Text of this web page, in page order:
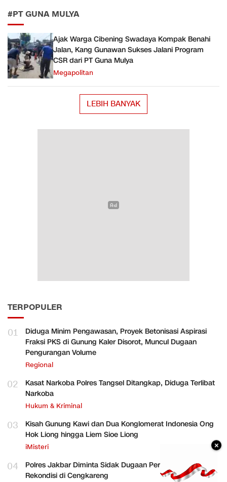
#PT GUNA MULYA
Ajak Warga Cibening Swadaya Kompak Benahi
Jalan, Kang Gunawan Sukses Jalani Program
CSR dari PT Guna Mulya
Megapolitan
LEBIH BANYAK
TERPOPULER
01
Diduga Minim Pengawasan, Proyek Betonisasi Aspirasi
Fraksi PKS di Gunung Kaler Disorot, Muncul Dugaan
Pengurangan Volume
Regional
02
Kasat Narkoba Polres Tangsel Ditangkap, Diduga Terlibat
Narkoba
Hukum & Kriminal
03
Kisah Gunung Kawi dan Dua Konglomerat Indonesia Ong
Hok Liong hingga Liem Sioe Liong
iMisteri
04
Polres Jakbar Diminta Sidak Dugaan Perakitan HP
Rekondisi di Cengkareng
×